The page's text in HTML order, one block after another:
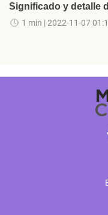
Significado y detalle
1 min | 2022-11-07